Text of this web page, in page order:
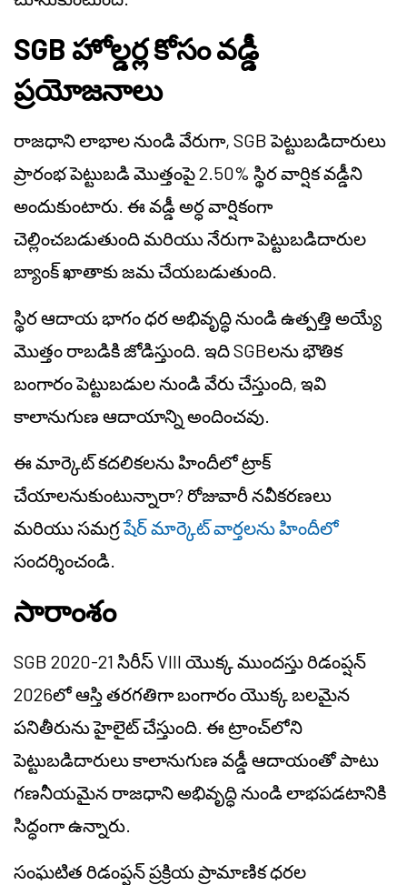
SGB హోల్డర్ల కోసం వడ్డీ
ప్రయోజనాలు
రాజధాని లాభాల నుండి వేరుగా, SGB పెట్టుబడిదారులు
ప్రారంభ పెట్టుబడి మొత్తంపై 2.50% స్థిర వార్షిక వడ్డీని
అందుకుంటారు. ఈ వడ్డీ అర్ధ వార్షికంగా
చెల్లించబడుతుంది మరియు నేరుగా పెట్టుబడిదారుల
బ్యాంక్ ఖాతాకు జమ చేయబడుతుంది.
స్థిర ఆదాయ భాగం ధర అభివృద్ధి నుండి ఉత్పత్తి అయ్యే
మొత్తం రాబడికి జోడిస్తుంది. ఇది SGBలను భౌతిక
బంగారం పెట్టుబడుల నుండి వేరు చేస్తుంది, ఇవి
కాలానుగుణ ఆదాయాన్ని అందించవు.
ఈ మార్కెట్ కదలికలను హిందీలో ట్రాక్
చేయాలనుకుంటున్నారా? రోజువారీ నవీకరణలు
మరియు సమగ్రషేర్ మార్కెట్ వార్తలను హిందీలో
సందర్శించండి.
సారాంశం
SGB 2020-21 సిరీస్ VIII యొక్క ముందస్తు రిడంప్షన్
2026లో ఆస్తి తరగతిగా బంగారం యొక్క బలమైన
పనితీరును హైలైట్ చేస్తుంది. ఈ ట్రాంచ్‌లోని
పెట్టుబడిదారులు కాలానుగుణ వడ్డీ ఆదాయంతో పాటు
గణనీయమైన రాజధాని అభివృద్ధి నుండి లాభపడటానికి
సిద్ధంగా ఉన్నారు.
సంఘటిత రిడంప్షన్ ప్రక్రియ ప్రామాణిక ధరల